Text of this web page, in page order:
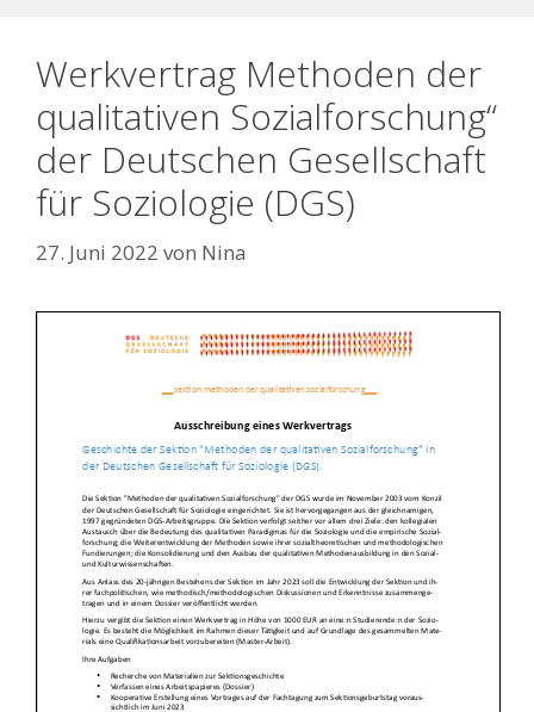
Werkvertrag Methoden der
qualitativen Sozialforschung“
der Deutschen Gesellschaft
für Soziologie (DGS)
27. Juni 2022 von Nina